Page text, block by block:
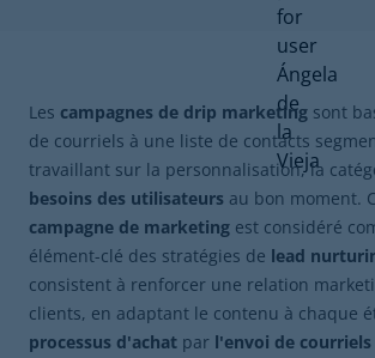
Les campagnes de drip marketing sont
de courriels à une liste de contacts
travaillant sur la personnalisation, la
besoins des utilisateurs au bon moment.
campagne de marketing est considéré
élément-clé des stratégies de lead
consistent à renforcer une relation
clients, en adaptant le contenu à chaque
processus d'achat par l'envoi de